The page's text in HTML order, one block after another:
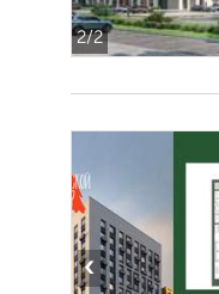
2/2
‹